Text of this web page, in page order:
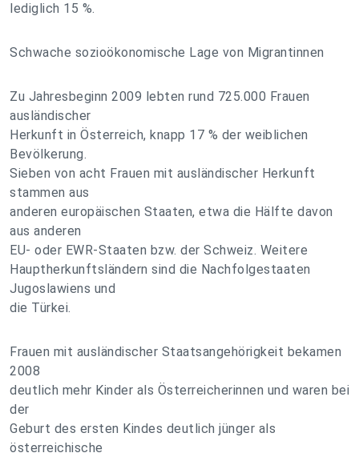
lediglich 15 %.
Schwache sozioökonomische Lage von Migrantinnen
Zu Jahresbeginn 2009 lebten rund 725.000 Frauen
ausländischer
Herkunft in Österreich, knapp 17 % der weiblichen
Bevölkerung.
Sieben von acht Frauen mit ausländischer Herkunft
stammen aus
anderen europäischen Staaten, etwa die Hälfte davon
aus anderen
EU- oder EWR-Staaten bzw. der Schweiz. Weitere
Hauptherkunftsländern sind die Nachfolgestaaten
Jugoslawiens und
die Türkei.
Frauen mit ausländischer Staatsangehörigkeit bekamen
2008
deutlich mehr Kinder als Österreicherinnen und waren bei
der
Geburt des ersten Kindes deutlich jünger als
österreichische